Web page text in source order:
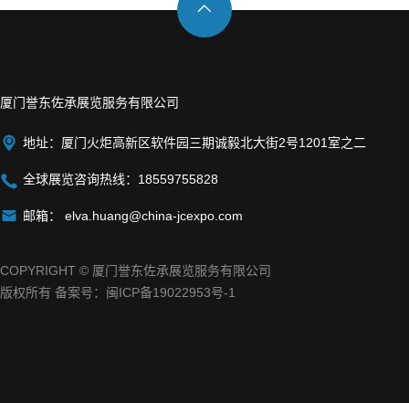
厦门誉东佐承展览服务有限公司
 地址：厦门火炬高新区软件园三期诚毅北大街2号1201室之二
 全球展览咨询热线：18559755828
 邮箱： elva.huang@china-jcexpo.com
COPYRIGHT © 厦门誉东佐承展览服务有限公司
版权所有 备案号： 闽ICP备19022953号-1
